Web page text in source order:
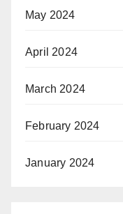
May 2024
April 2024
March 2024
February 2024
January 2024